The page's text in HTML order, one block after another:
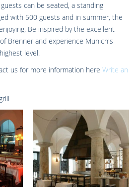
can be seated, a standing
with 500 guests and in summer, the
Be inspired by the excellent
Brenner and experience Munich's
level.
us for more information here Write an